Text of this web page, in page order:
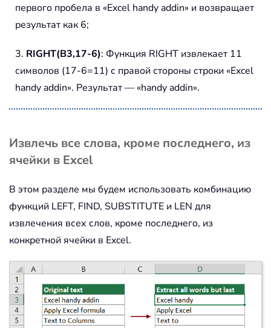
первого пробела в «Excel handy addin» и возвращает
результат как 6;
3. RIGHT(B3,17-6): Функция RIGHT извлекает 11
символов (17-6=11) с правой стороны строки «Excel
handy addin». Результат — «handy addin».
Извлечь все слова, кроме последнего, из
ячейки в Excel
В этом разделе мы будем использовать комбинацию
функций LEFT, FIND, SUBSTITUTE и LEN для
извлечения всех слов, кроме последнего, из
конкретной ячейки в Excel.